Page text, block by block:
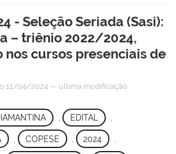
- Seleção Seriada (Sasi):
– triênio 2022/2024,
nos cursos presenciais de
11/04/2024 — última modificação
EDITAL
COPESE 2024